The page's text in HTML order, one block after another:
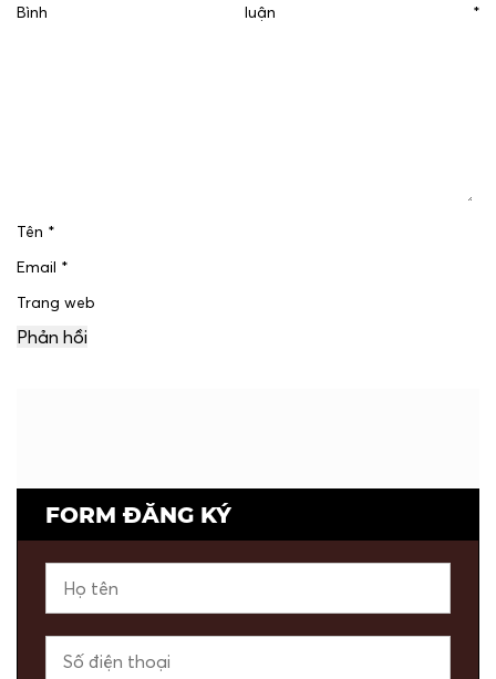
Bình luận *
Tên *
Email *
Trang web
FORM ĐĂNG KÝ